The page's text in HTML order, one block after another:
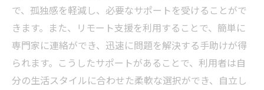
で、孤独感を軽減し、必要なサポートを受けることがで
きます。また、リモート支援を利用することで、簡単に
専門家に連絡ができ、迅速に問題を解決する手助けが得
られます。こうしたサポートがあることで、利用者は自
分の生活スタイルに合わせた柔軟な選択ができ、自立し